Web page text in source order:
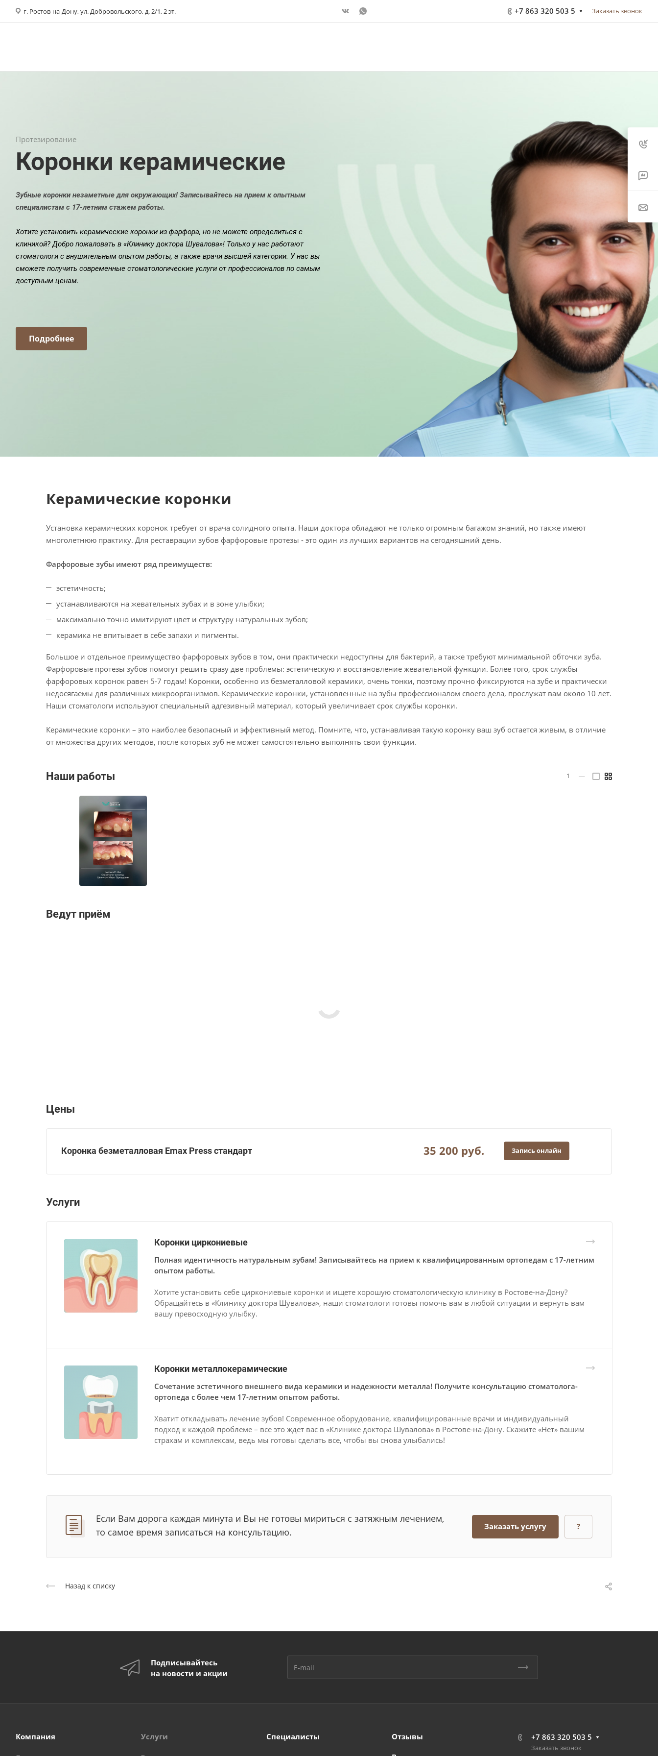
г. Ростов-на-Дону, ул. Добровольского, д. 2/1, 2 эт. +7 863 320 503 5 Заказать звонок
Протезирование
Коронки керамические
Зубные коронки незаметные для окружающих! Записывайтесь на прием к опытным
специалистам с 17-летним стажем работы.
Хотите установить керамические коронки из фарфора, но не можете определиться с
клиникой? Добро пожаловать в «Клинику доктора Шувалова»! Только у нас работают
стоматологи с внушительным опытом работы, а также врачи высшей категории. У нас вы
сможете получить современные стоматологические услуги от профессионалов по самым
доступным ценам.
Подробнее
Керамические коронки
Установка керамических коронок требует от врача солидного опыта. Наши доктора обладают не только огромным багажом знаний, но также имеют
многолетнюю практику. Для реставрации зубов фарфоровые протезы - это один из лучших вариантов на сегодняшний день.
Фарфоровые зубы имеют ряд преимуществ:
эстетичность;
устанавливаются на жевательных зубах и в зоне улыбки;
максимально точно имитируют цвет и структуру натуральных зубов;
керамика не впитывает в себе запахи и пигменты.
Большое и отдельное преимущество фарфоровых зубов в том, они практически недоступны для бактерий, а также требуют минимальной обточки зуба.
Фарфоровые протезы зубов помогут решить сразу две проблемы: эстетическую и восстановление жевательной функции. Более того, срок службы
фарфоровых коронок равен 5-7 годам! Коронки, особенно из безметалловой керамики, очень тонки, поэтому прочно фиксируются на зубе и практически
недосягаемы для различных микроорганизмов. Керамические коронки, установленные на зубы профессионалом своего дела, прослужат вам около 10 лет.
Наши стоматологи используют специальный адгезивный материал, который увеличивает срок службы коронки.
Керамические коронки – это наиболее безопасный и эффективный метод. Помните, что, устанавливая такую коронку ваш зуб остается живым, в отличие
от множества других методов, после которых зуб не может самостоятельно выполнять свои функции.
Наши работы 1 —
Ведут приём
Цены
Коронка безметалловая Emax Press стандарт 35 200 руб. Запись онлайн
Услуги
Коронки циркониевые
Полная идентичность натуральным зубам! Записывайтесь на прием к квалифицированным ортопедам с 17-летним
опытом работы.
Хотите установить себе циркониевые коронки и ищете хорошую стоматологическую клинику в Ростове-на-Дону?
Обращайтесь в «Клинику доктора Шувалова», наши стоматологи готовы помочь вам в любой ситуации и вернуть вам
вашу превосходную улыбку.
Коронки металлокерамические
Сочетание эстетичного внешнего вида керамики и надежности металла! Получите консультацию стоматолога-
ортопеда с более чем 17-летним опытом работы.
Хватит откладывать лечение зубов! Современное оборудование, квалифицированные врачи и индивидуальный
подход к каждой проблеме – все это ждет вас в «Клинике доктора Шувалова» в Ростове-на-Дону. Скажите «Нет» вашим
страхам и комплексам, ведь мы готовы сделать все, чтобы вы снова улыбались!
Если Вам дорога каждая минута и Вы не готовы мириться с затяжным лечением,
то самое время записаться на консультацию.
Заказать услугу ?
Назад к списку
Подписывайтесь
на новости и акции
Компания Услуги Специалисты Отзывы +7 863 320 503 5
Заказать звонок